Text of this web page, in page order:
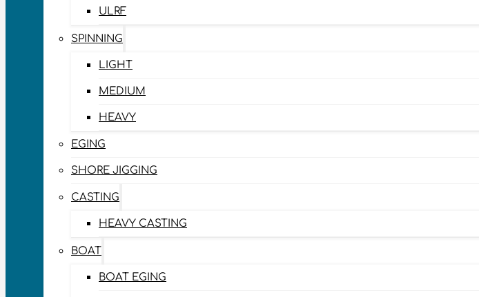
ULRF
SPINNING
LIGHT
MEDIUM
HEAVY
EGING
SHORE JIGGING
CASTING
HEAVY CASTING
BOAT
BOAT EGING